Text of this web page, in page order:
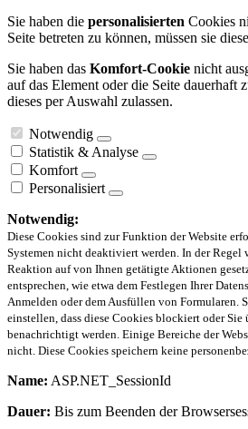
Sie haben die personalisierten Cookies
Seite betreten zu können, müssen sie
Sie haben das Komfort-Cookie nicht
auf das Element oder die Seite dauerhaft
dieses per Auswahl zulassen.
Notwendig
Statistik & Analyse
Komfort
Personalisiert
Notwendig:
Diese Cookies sind zur Funktion der Website
Systemen nicht deaktiviert werden. In der Regel
Reaktion auf von Ihnen getätigte Aktionen
entsprechen, wie etwa dem Festlegen Ihrer
Anmelden oder dem Ausfüllen von Formularen.
einstellen, dass diese Cookies blockiert oder Sie
benachrichtigt werden. Einige Bereiche der
nicht. Diese Cookies speichern keine
Name: ASP.NET_SessionId
Dauer: Bis zum Beenden der